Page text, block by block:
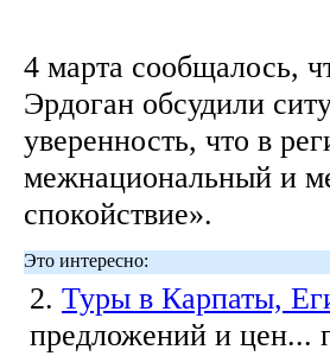
4 марта сообщалось,
Эрдоган обсудили
уверенность, что в
межнациональный и
спокойствие».
Это интересно:
2. Туры в Карпаты,
предложений и цен...